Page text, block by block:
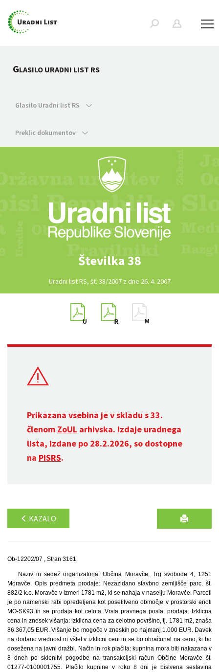
GLASILO URADNI LIST RS
Glasilo Uradni list RS
Preklic dokumentov
Številka 38
Uradni list RS, št. 38/2007 z dne 26. 4. 2007
Prikazana vsebina je v skladu s 33.
členom ZoUL arhivska. Izdaje uradnega
lista, izdane po 28.2.2026, so dostopne
na PISRS.
KAZALO
Ob-12202/07 , Stran 3161
Naziv in sedež organizatorja: Občina Moravče, Trg svobode 4, 1251
Moravče. Opis predmeta prodaje: Nezazidano stavbno zemljišče parc. št.
882/2 k.o. Moravče v izmeri 1781 m2, ki se nahaja v naselju Moravče. Parceli
je po namenski rabi opredeljena kot poselitveno območje v prostorski enoti
MO-SK93 in se prodaja kot celota. Vrsta pravnega posla: prodaja. Izklicna
cena in znesek višanja: izklicna cena za celotno površino, tj. 1781 m2, znaša
86.367,05 EUR. Višanje bo mogoče v zneskih po najmanj 1.000 EUR. Davek
na dodano vrednost ni vštet v izklicni ceni in se bo obračunal na ceno, ki bo
dosežena na javni dražbi. Način in rok plačila: kupnina mora biti nakazana v
8 dneh po sklenitvi pogodbe na transakcijski račun Občine Moravče št.
01277-0100001755. Plačilo kupnine v roku 8 dni je bistvena sestavina